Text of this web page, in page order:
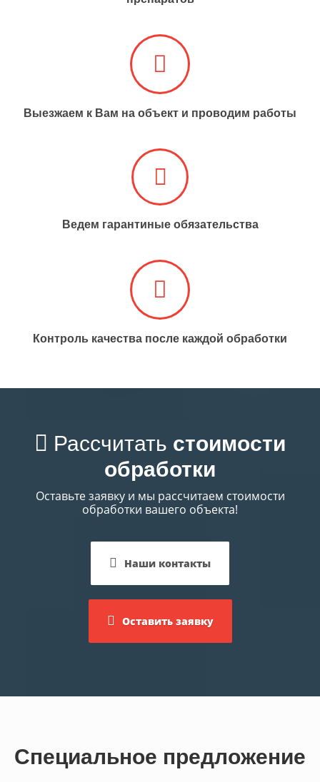
Выезжаем к Вам на объект и проводим работы​​​​​​​
Ведем гарантиные обязательства
Контроль качества после каждой обработки
Рассчитать стоимости
обработки
Оставьте заявку и мы рассчитаем стоимости
обработки вашего объекта!
Наши контакты
Оставить заявку
Специальное предложение